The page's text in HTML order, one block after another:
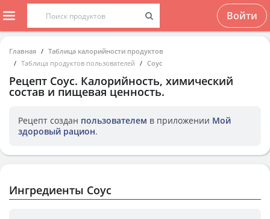
Войти
Главная
Таблица калорийности продуктов
Таблица продуктов пользователей
Соус
Рецепт Соус. Калорийность, химический
состав и пищевая ценность.
Рецепт создан пользователем в приложении Мой
здоровый рацион.
Ингредиенты Соус